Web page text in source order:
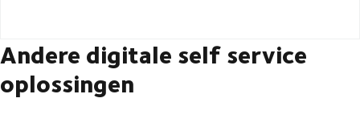
Andere digitale self service
oplossingen